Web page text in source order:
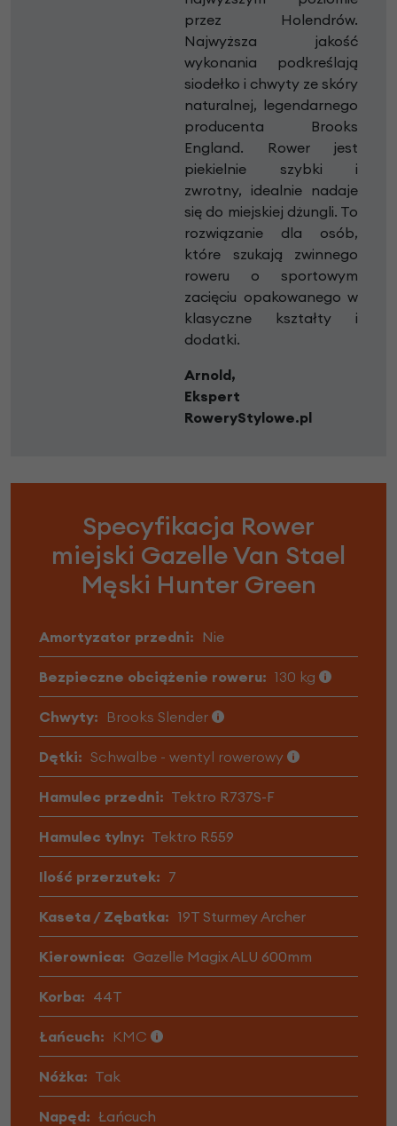
przez Holendrów.
Najwyższa jakość
wykonania podkreślają
siodełko i chwyty ze skóry
naturalnej, legendarnego
producenta Brooks
England. Rower jest
piekielnie szybki i
zwrotny, idealnie nadaje
się do miejskiej dżungli. To
rozwiązanie dla osób,
które szukają zwinnego
roweru o sportowym
zacięciu opakowanego w
klasyczne kształty i
dodatki.
Arnold,
Ekspert
RoweryStylowe.pl
Specyfikacja Rower
miejski Gazelle Van Stael
Męski Hunter Green
Amortyzator przedni: Nie
Bezpieczne obciążenie roweru: 130 kg
Chwyty: Brooks Slender
Dętki: Schwalbe - wentyl rowerowy
Hamulec przedni: Tektro R737S-F
Hamulec tylny: Tektro R559
Ilość przerzutek: 7
Kaseta / Zębatka: 19T Sturmey Archer
Kierownica: Gazelle Magix ALU 600mm
Korba: 44T
Łańcuch: KMC
Nóżka: Tak
Napęd: Łańcuch